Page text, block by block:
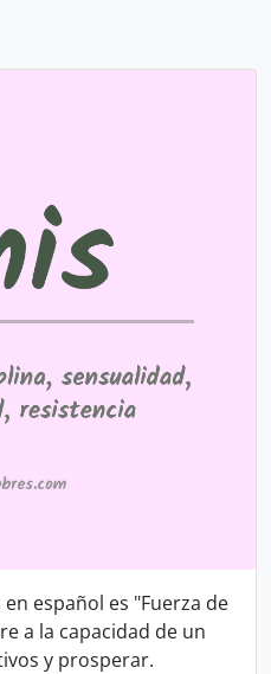
español es "Fuerza de
a la capacidad de un
y prosperar.